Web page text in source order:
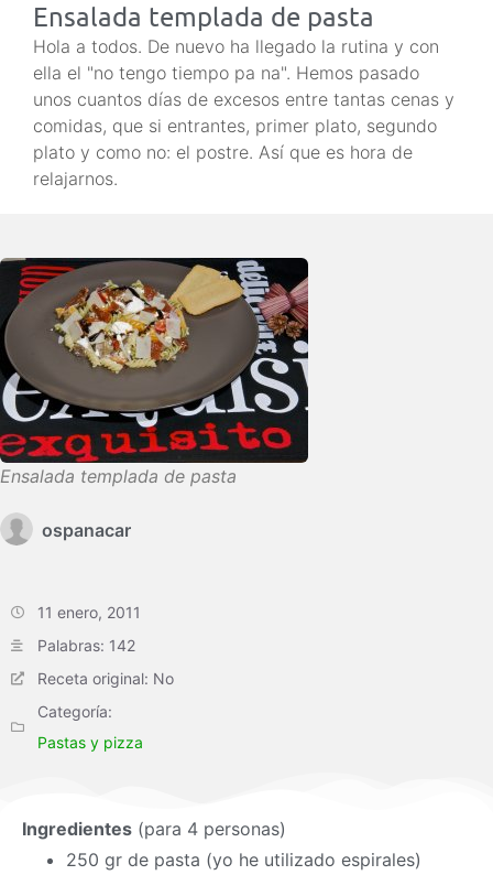
Ensalada templada de pasta
Hola a todos. De nuevo ha llegado la rutina y con
ella el "no tengo tiempo pa na". Hemos pasado
unos cuantos días de excesos entre tantas cenas y
comidas, que si entrantes, primer plato, segundo
plato y como no: el postre. Así que es hora de
relajarnos.
Ensalada templada de pasta
ospanacar
11 enero, 2011
Palabras: 142
Receta original: No
Categoría:
Pastas y pizza
Ingredientes (para 4 personas)
250 gr de pasta (yo he utilizado espirales)